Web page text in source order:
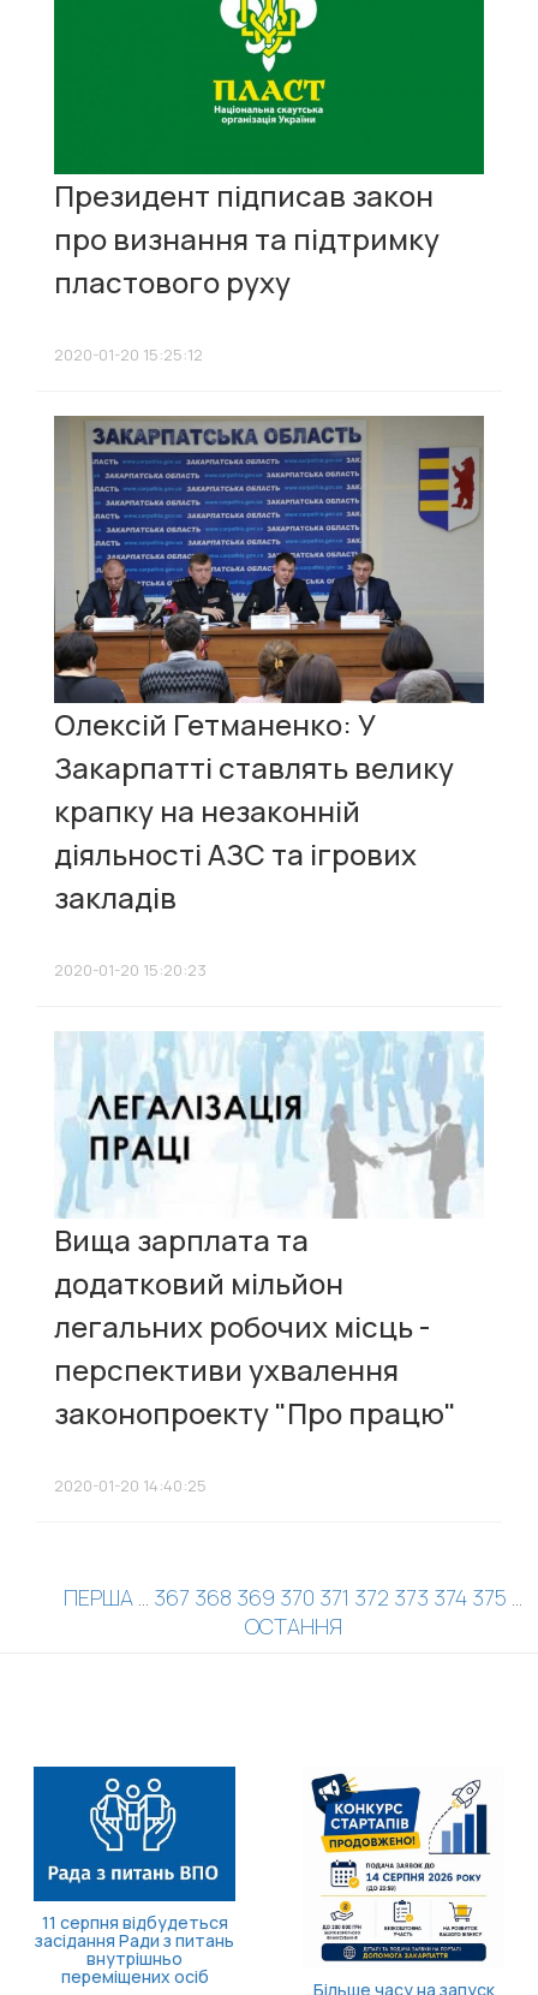
Президент підписав закон
про визнання та підтримку
пластового руху
2020-01-20 15:25:12
Олексій Гетманенко: У
Закарпатті ставлять велику
крапку на незаконній
діяльності АЗС та ігрових
закладів
2020-01-20 15:20:23
Вища зарплата та
додатковий мільйон
легальних робочих місць -
перспективи ухвалення
законопроекту "Про працю"
2020-01-20 14:40:25
ПЕРША ... 367 368 369 370 371 372 373 374 375 ...
ОСТАННЯ
11 серпня відбудеться
засідання Ради з питань
внутрішньо
переміщених осіб
Більше часу на запуск